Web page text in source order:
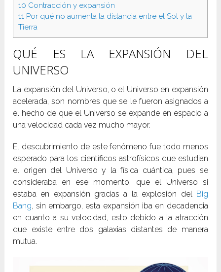
10 Contracción y expansión
11 Por qué no aumenta la distancia entre el Sol y la
Tierra
QUÉ ES LA EXPANSIÓN DEL
UNIVERSO
La expansión del Universo, o el Universo en expansión
acelerada, son nombres que se le fueron asignados a
el hecho de que el Universo se expande en espacio a
una velocidad cada vez mucho mayor.
El descubrimiento de este fenómeno fue todo menos
esperado para los científicos astrofísicos que estudian
el origen del Universo y la física cuántica, pues se
consideraba en ese momento, que el Universo si
estaba en expansión gracias a la explosión del Big
Bang, sin embargo, esta expansión iba en decadencia
en cuanto a su velocidad, esto debido a la atracción
que existe entre dos galaxias distantes de manera
mutua.